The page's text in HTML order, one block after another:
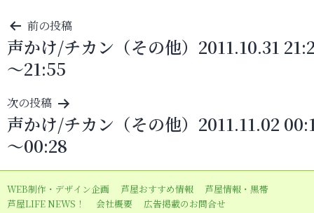
投
稿
ナ
ビ
ゲ
ー
シ
ョ
ン
前の投稿
声かけ/チカン（その他）2011.10.31
～21:55
次の投稿
声かけ/チカン（その他）2011.11.02
～00:28
WEB制作・デザイン企画 芦屋おすすめ情報
芦屋情報・黒帯
芦屋LIFE NEWS！
会社概要 広告掲載のお問合せ